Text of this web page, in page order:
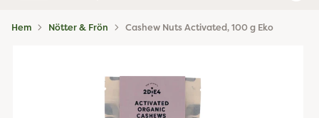
Hem Nötter & Frön Cashew Nuts Activated, 100 g Eko